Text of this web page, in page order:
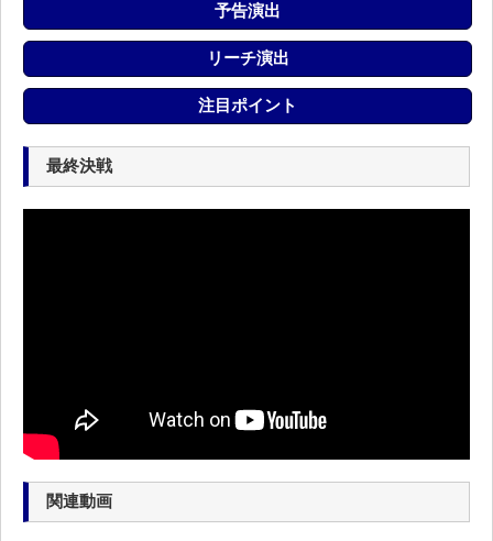
予告演出
リーチ演出
注目ポイント
最終決戦
関連動画